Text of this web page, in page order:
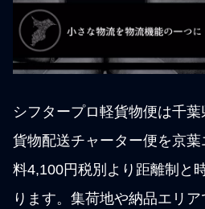
シフタープロ軽貨物便は千
貨物配送チャーター便を京
料4,100円税別より距離制と
ります。集荷地や納品エリ